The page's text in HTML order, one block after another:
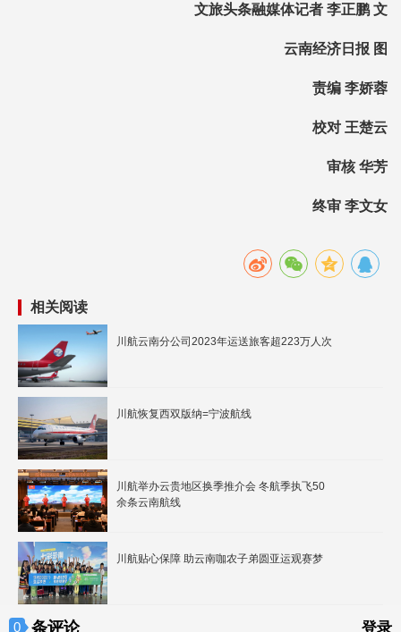
文旅头条融媒体记者 李正鹏 文
云南经济日报 图
责编 李娇蓉
校对 王楚云
审核 华芳
终审 李文女
相关阅读
川航云南分公司2023年运送旅客超223万人次
川航恢复西双版纳=宁波航线
川航举办云贵地区换季推介会 冬航季执飞50
余条云南航线
川航贴心保障 助云南咖农子弟圆亚运观赛梦
0 条评论 登录